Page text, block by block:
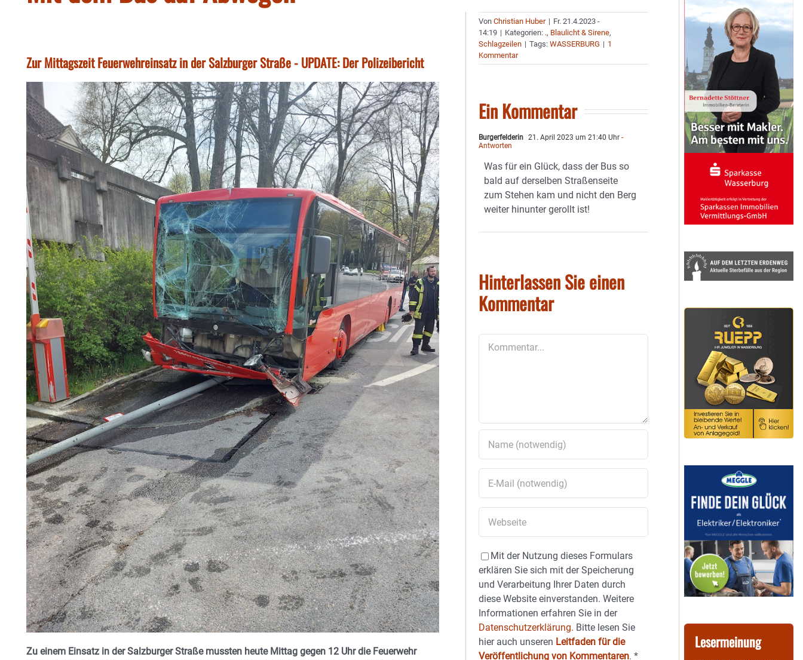
Zur Mittagszeit Feuerwehreinsatz in der Salzburger Straße - UPDATE: Der Polizeibericht
Zu einem Einsatz in der Salzburger Straße mussten heute Mittag gegen 12 Uhr die Feuerwehr
VonChristian Huber | Fr. 21.4.2023 -
14:19 | Kategorien: ., Blaulicht & Sirene,
Schlagzeilen | Tags:WASSERBURG | 1
Kommentar
Ein Kommentar
Burgerfelderin 21. April 2023 um 21:40 Uhr -
Antworten
Was für ein Glück, dass der Bus so
bald auf derselben Straßenseite
zum Stehen kam und nicht den Berg
weiter hinunter gerollt ist!
Hinterlassen Sie einen
Kommentar
Mit der Nutzung dieses Formulars
erklären Sie sich mit der Speicherung
und Verarbeitung Ihrer Daten durch
diese Website einverstanden. Weitere
Informationen erfahren Sie in der
Datenschutzerklärung. Bitte lesen Sie
hier auch unseren Leitfaden für die
Veröffentlichung von Kommentaren.*
Lesermeinung